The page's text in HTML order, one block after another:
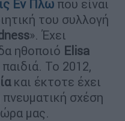
Εν Πλω που είναι
του συλλογή
». Έχει
ηθοποιό Elisa
Το 2012,
και έκτοτε έχει
πνευματική σχέση
μας.